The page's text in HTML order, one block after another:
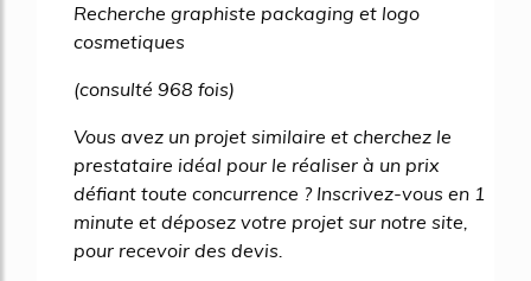
Recherche graphiste packaging et logo
cosmetiques
(consulté 968 fois)
Vous avez un projet similaire et cherchez le
prestataire idéal pour le réaliser à un prix
défiant toute concurrence ? Inscrivez-vous en 1
minute et déposez votre projet sur notre site,
pour recevoir des devis.